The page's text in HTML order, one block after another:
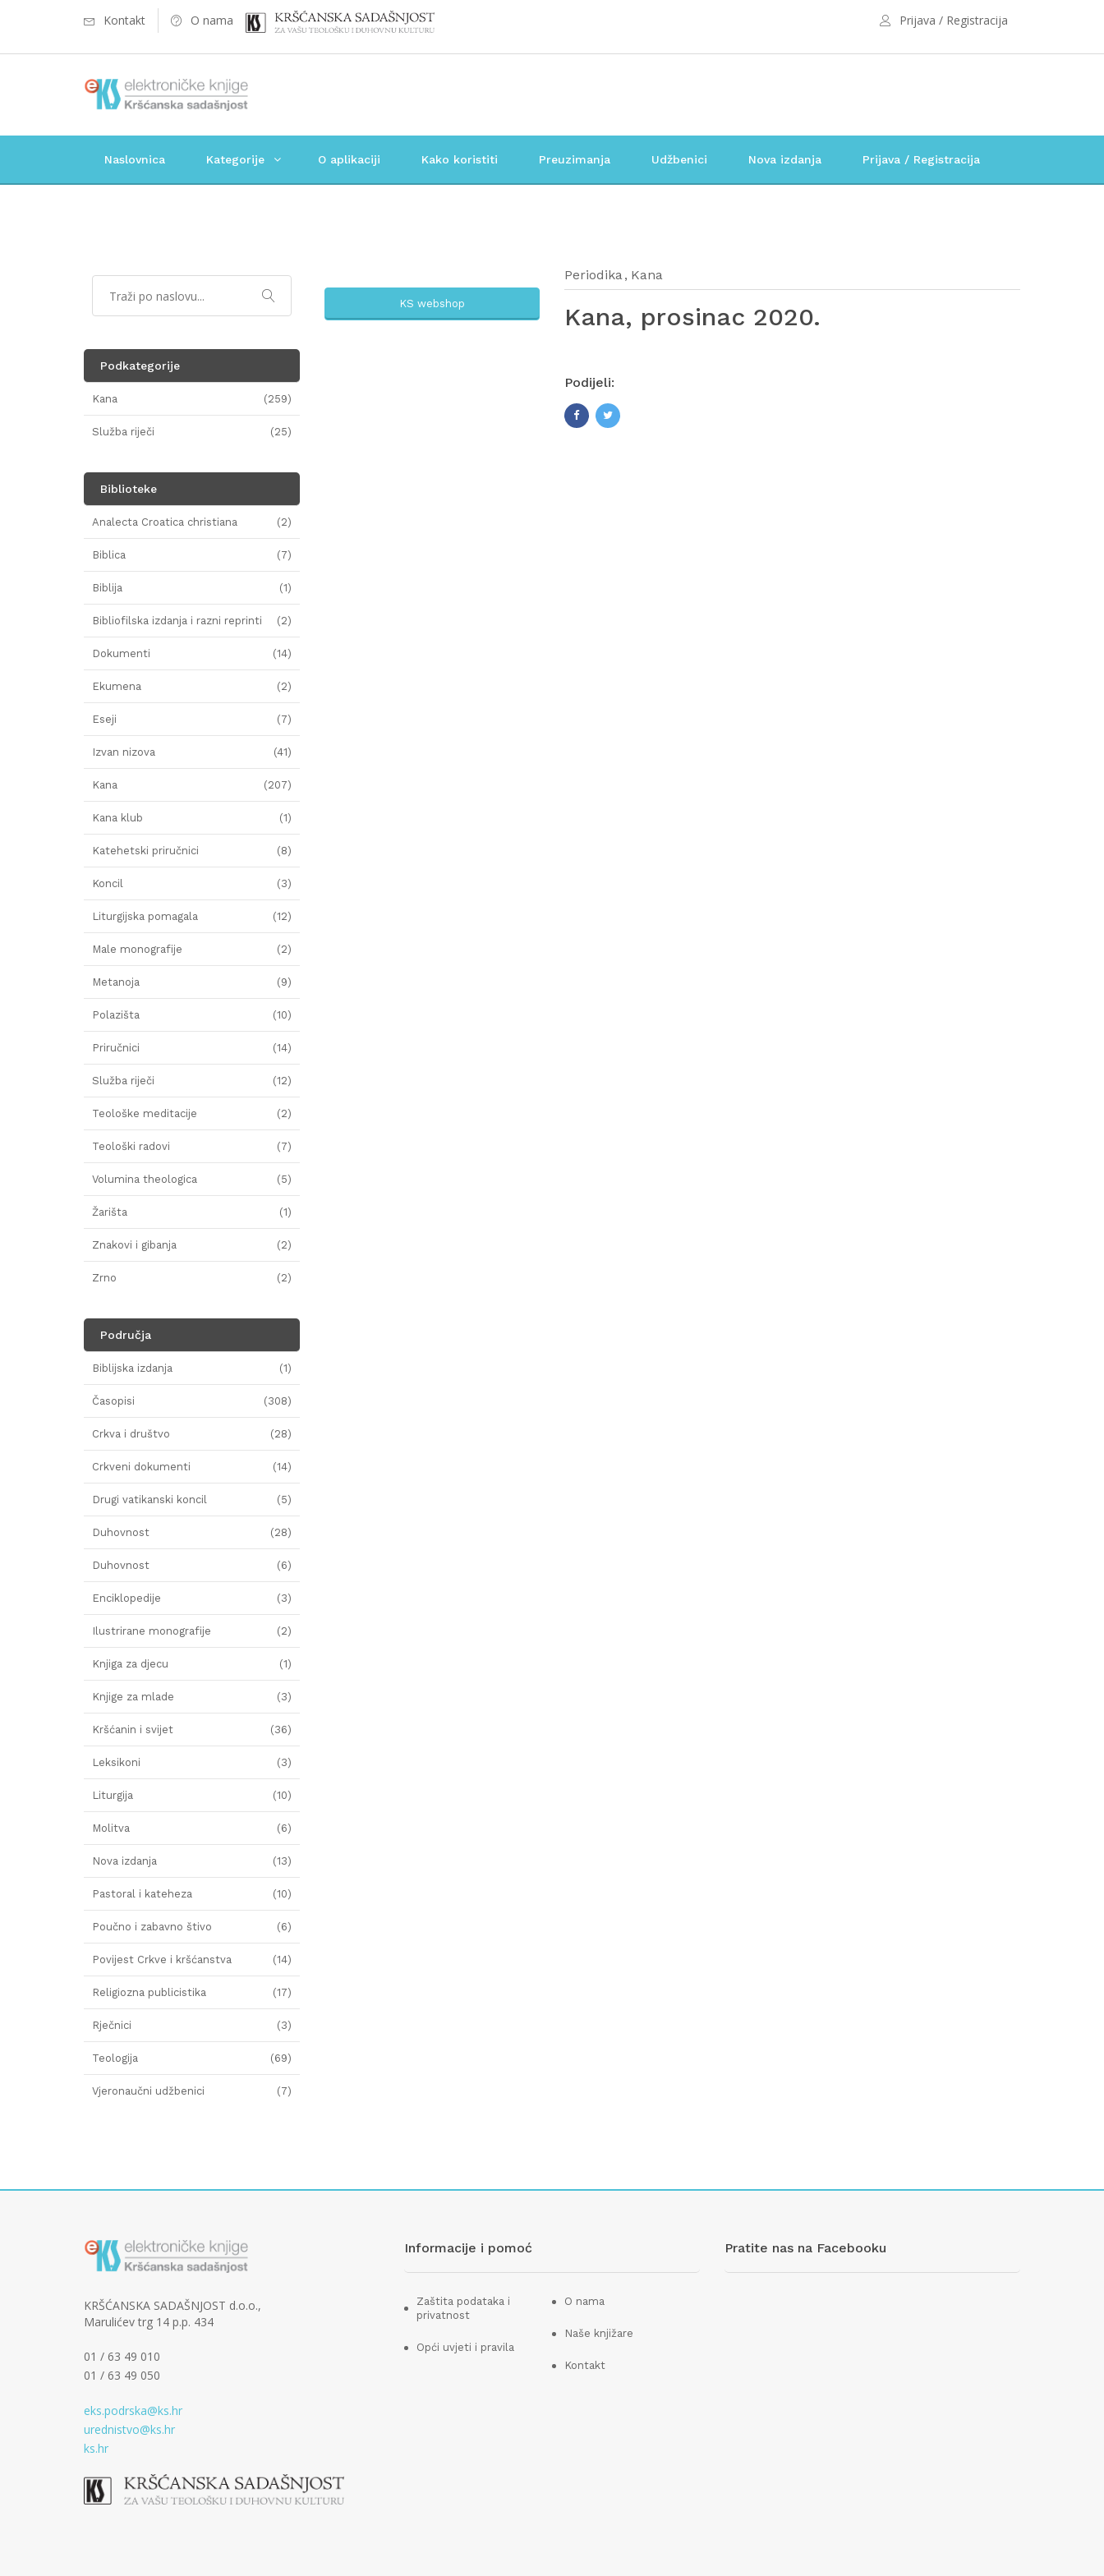
Kontakt O nama Prijava / Registracija
Naslovnica Kategorije O aplikaciji Kako koristiti Preuzimanja Udžbenici Nova izdanja Prijava / Registracija
KS webshop
Periodika Kana
Kana, prosinac 2020.
Podijeli:
Podkategorije
Kana (259)
Služba riječi (25)
Biblioteke
Analecta Croatica christiana (2)
Biblica (7)
Biblija (1)
Bibliofilska izdanja i razni reprinti (2)
Dokumenti (14)
Ekumena (2)
Eseji (7)
Izvan nizova (41)
Kana (207)
Kana klub (1)
Katehetski priručnici (8)
Koncil (3)
Liturgijska pomagala (12)
Male monografije (2)
Metanoja (9)
Polazišta (10)
Priručnici (14)
Služba riječi (12)
Teološke meditacije (2)
Teološki radovi (7)
Volumina theologica (5)
Žarišta (1)
Znakovi i gibanja (2)
Zrno (2)
Područja
Biblijska izdanja (1)
Časopisi (308)
Crkva i društvo (28)
Crkveni dokumenti (14)
Drugi vatikanski koncil (5)
Duhovnost (28)
Duhovnost (6)
Enciklopedije (3)
Ilustrirane monografije (2)
Knjiga za djecu (1)
Knjige za mlade (3)
Kršćanin i svijet (36)
Leksikoni (3)
Liturgija (10)
Molitva (6)
Nova izdanja (13)
Pastoral i kateheza (10)
Poučno i zabavno štivo (6)
Povijest Crkve i kršćanstva (14)
Religiozna publicistika (17)
Rječnici (3)
Teologija (69)
Vjeronaučni udžbenici (7)
KRŠĆANSKA SADAŠNJOST d.o.o.,
Marulićev trg 14 p.p. 434
01 / 63 49 010
01 / 63 49 050
eks.podrska@ks.hr
urednistvo@ks.hr
ks.hr
Informacije i pomoć
Zaštita podataka i
privatnost
Opći uvjeti i pravila
O nama
Naše knjižare
Kontakt
Pratite nas na Facebooku